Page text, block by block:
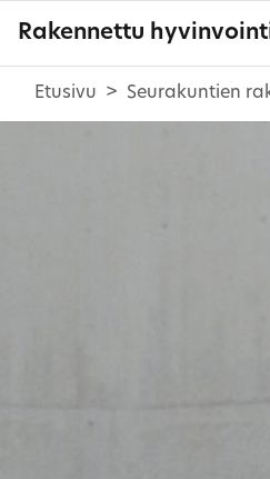
Rakennettu
Etusivu Seurakuntien